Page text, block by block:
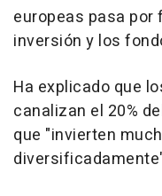
europeas pasa
inversión y los
Ha explicado que
canalizan el 20%
que "invierten